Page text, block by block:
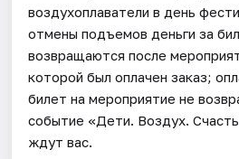
воздухоплаватели в день
отмены подъемов деньги за
возвращаются после
которой был оплачен заказ;
билет на мероприятие не
событие «Дети. Воздух.
ждут вас.